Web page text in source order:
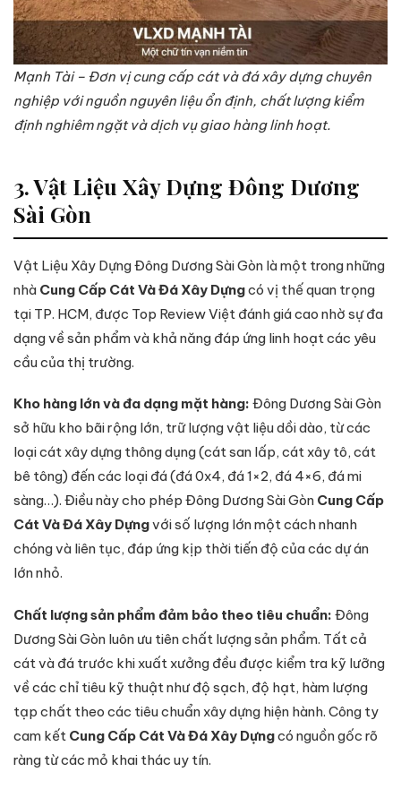
Mạnh Tài – Đơn vị cung cấp cát và đá xây dựng chuyên
nghiệp với nguồn nguyên liệu ổn định, chất lượng kiểm
định nghiêm ngặt và dịch vụ giao hàng linh hoạt.
3. Vật Liệu Xây Dựng Đông Dương
Sài Gòn
Vật Liệu Xây Dựng Đông Dương Sài Gòn là một trong những
nhà Cung Cấp Cát Và Đá Xây Dựngcó vị thế quan trọng
tại TP. HCM, được Top Review Việt đánh giá cao nhờ sự đa
dạng về sản phẩm và khả năng đáp ứng linh hoạt các yêu
cầu của thị trường.
Kho hàng lớn và đa dạng mặt hàng: Đông Dương Sài Gòn
sở hữu kho bãi rộng lớn, trữ lượng vật liệu dồi dào, từ các
loại cát xây dựng thông dụng (cát san lấp, cát xây tô, cát
bê tông) đến các loại đá (đá 0x4, đá 1×2, đá 4×6, đá mi
sàng…). Điều này cho phép Đông Dương Sài Gòn Cung Cấp
Cát Và Đá Xây Dựngvới số lượng lớn một cách nhanh
chóng và liên tục, đáp ứng kịp thời tiến độ của các dự án
lớn nhỏ.
Chất lượng sản phẩm đảm bảo theo tiêu chuẩn: Đông
Dương Sài Gòn luôn ưu tiên chất lượng sản phẩm. Tất cả
cát và đá trước khi xuất xưởng đều được kiểm tra kỹ lưỡng
về các chỉ tiêu kỹ thuật như độ sạch, độ hạt, hàm lượng
tạp chất theo các tiêu chuẩn xây dựng hiện hành. Công ty
cam kết Cung Cấp Cát Và Đá Xây Dựngcó nguồn gốc rõ
ràng từ các mỏ khai thác uy tín.